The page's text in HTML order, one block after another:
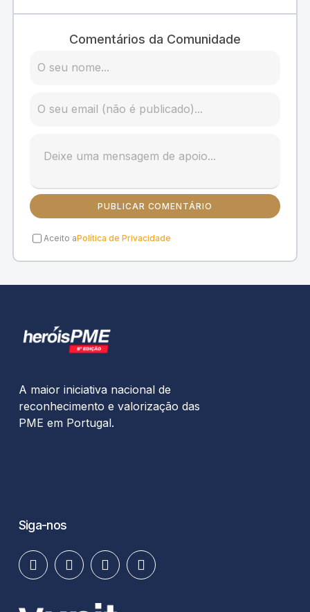
Comentários da Comunidade
PUBLICAR COMENTÁRIO
Aceito aPolítica de Privacidade
A maior iniciativa nacional de
reconhecimento e valorização das
PME em Portugal.
Siga-nos
facebooklinkedin youtubeinstagram